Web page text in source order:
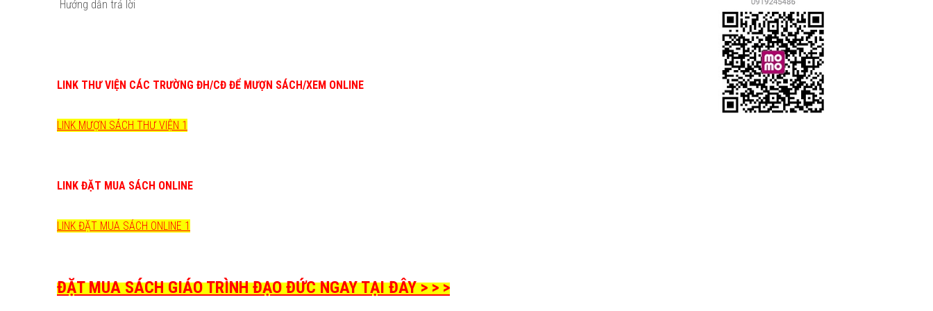
Hướng dẫn trả lời
LINK THƯ VIỆN CÁC TRƯỜNG ĐH/CĐ ĐỂ MƯỢN SÁCH/XEM ONLINE
LINK MƯỢN SÁCH THƯ VIỆN 1
LINK ĐẶT MUA SÁCH ONLINE
LINK ĐẶT MUA SÁCH ONLINE 1
ĐẶT MUA SÁCH GIÁO TRÌNH ĐẠO ĐỨC NGAY TẠI ĐÂY > > >